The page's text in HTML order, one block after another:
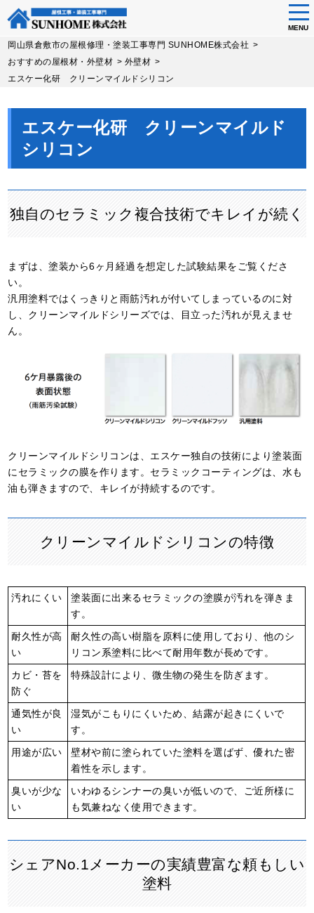
Skip
MENU
岡山県倉敷市の屋根修理・塗装工事専門 SUNHOME株式会社 >
おすすめの屋根材・外壁材 > 外壁材 >
エスケー化研 クリーンマイルドシリコン
エスケー化研 クリーンマイルド
シリコン
独自のセラミック複合技術でキレイが続く
まずは、塗装から6ヶ月経過を想定した試験結果をご覧くださ
い。
汎用塗料ではくっきりと雨筋汚れが付いてしまっているのに対
し、クリーンマイルドシリーズでは、目立った汚れが見えませ
ん。
クリーンマイルドシリコンは、エスケー独自の技術により塗装面
にセラミックの膜を作ります。セラミックコーティングは、水も
油も弾きますので、キレイが持続するのです。
クリーンマイルドシリコンの特徴
汚れにくい
塗装面に出来るセラミックの塗膜が汚れを弾きま
す。
耐久性が高
い
耐久性の高い樹脂を原料に使用しており、他のシ
リコン系塗料に比べて耐用年数が長めです。
カビ・苔を
防ぐ
特殊設計により、微生物の発生を防ぎます。
通気性が良
い
湿気がこもりにくいため、結露が起きにくいで
す。
用途が広い
壁材や前に塗られていた塗料を選ばず、優れた密
着性を示します。
臭いが少な
い
いわゆるシンナーの臭いが低いので、ご近所様に
も気兼ねなく使用できます。
シェアNo.1メーカーの実績豊富な頼もしい
塗料